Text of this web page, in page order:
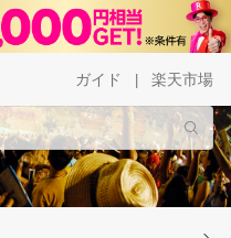
ガイド 楽天市場